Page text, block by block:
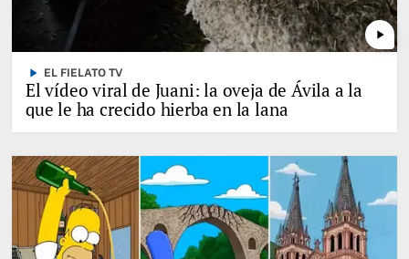
play_arrow
play_arrow EL FIELATO TV
El vídeo viral de Juani: la oveja de Ávila a la
que le ha crecido hierba en la lana